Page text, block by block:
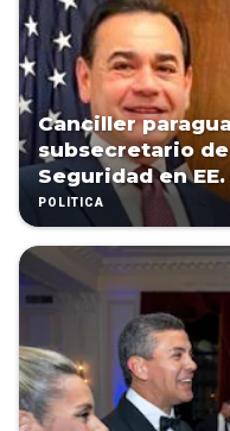
Canciller
subsecretario
Seguridad en EE.
POLÍTICA